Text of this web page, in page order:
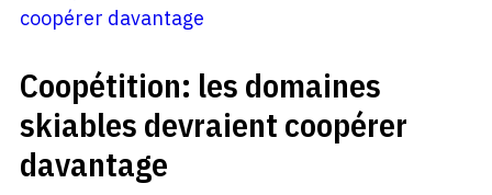
Coopétition: les domaines
skiables devraient coopérer
davantage